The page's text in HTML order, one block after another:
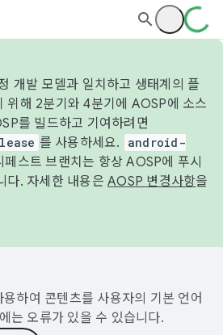
개발 모델과 일치하고 생태계의 플
위해 2분기와 4분기에 AOSP에 소스
를 빌드하고 기여하려면
를 사용하세요.
android-
페스트 브랜치는 항상 AOSP에 푸시
다. 자세한 내용은 AOSP 변경사항을
하여 콘텐츠를 사용자의 기본 언어
는 오류가 있을 수 있습니다.